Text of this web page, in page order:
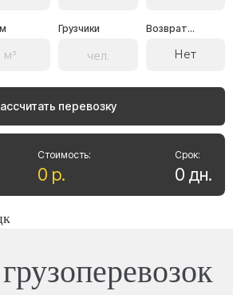
Грузчики Возврат...
Нет
перевозку
Стоимость:
0 р.
Срок:
0 дн.